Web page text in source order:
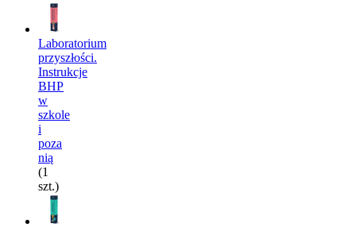
Laboratorium
przyszłości.
Instrukcje
BHP
w
szkole
i
poza
nią
(1
szt.)